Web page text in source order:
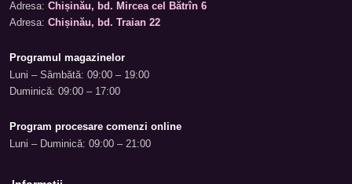
Adresa: Chișinău, bd. Mircea cel Bătrîn 6
Adresa: Chișinău, bd. Traian 22
Programul magazinelor
Luni – Sâmbătă: 09:00 – 19:00
Duminică: 09:00 – 17:00
Program procesare comenzi online
Luni – Duminică: 09:00 – 21:00